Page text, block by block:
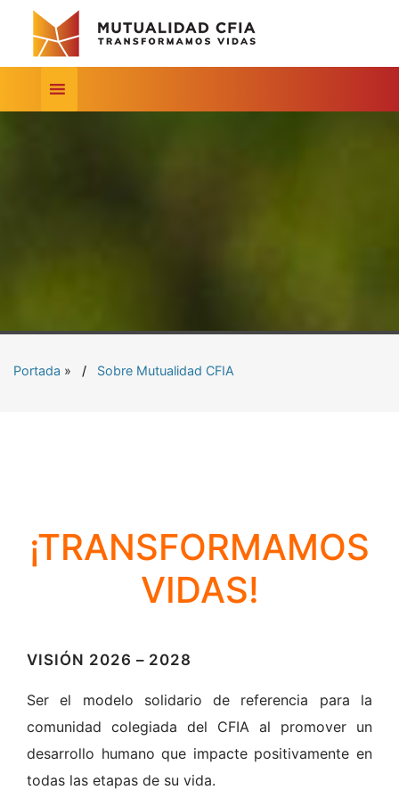
Portada » Sobre Mutualidad CFIA
¡TRANSFORMAMOS
VIDAS!
VISIÓN 2026 – 2028
Ser el modelo solidario de referencia para la
comunidad colegiada del CFIA al promover un
desarrollo humano que impacte positivamente en
todas las etapas de su vida.